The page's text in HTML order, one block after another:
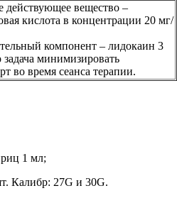
действующее вещество –
кислота в концентрации 20 мг/
компонент – лидокаин 3
задача минимизировать
во время сеанса терапии.
1 мл;
Калибр: 27G и 30G.